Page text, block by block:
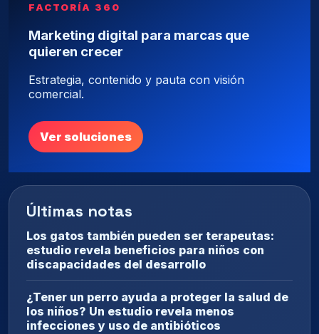
FACTORÍA 360
Marketing digital para marcas que
quieren crecer
Estrategia, contenido y pauta con visión
comercial.
Ver soluciones
Últimas notas
Los gatos también pueden ser terapeutas:
estudio revela beneficios para niños con
discapacidades del desarrollo
¿Tener un perro ayuda a proteger la salud de
los niños? Un estudio revela menos
infecciones y uso de antibióticos